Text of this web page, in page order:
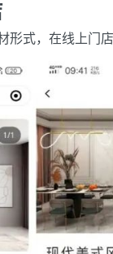
式，在线上门